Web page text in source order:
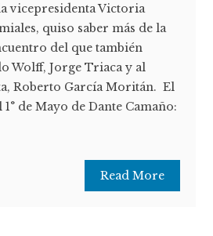
vicepresidenta Victoria
quiso saber más de la
del que también
Wolff, Jorge Triaca y al
Roberto García Moritán. El
de Mayo de Dante Camaño:
Read More